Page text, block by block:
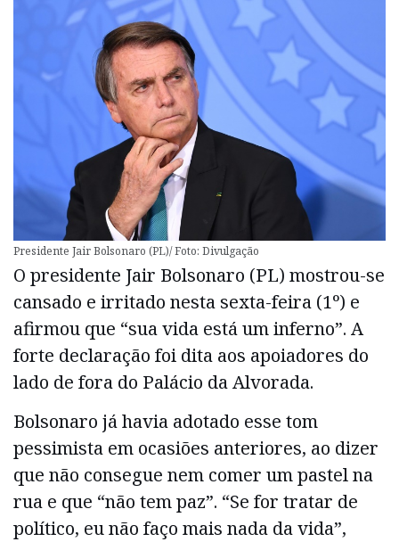
Presidente Jair Bolsonaro (PL)/ Foto: Divulgação
O presidente Jair Bolsonaro (PL) mostrou-se
cansado e irritado nesta sexta-feira (1º) e
afirmou que “sua vida está um inferno”. A
forte declaração foi dita aos apoiadores do
lado de fora do Palácio da Alvorada.
Bolsonaro já havia adotado esse tom
pessimista em ocasiões anteriores, ao dizer
que não consegue nem comer um pastel na
rua e que “não tem paz”. “Se for tratar de
político, eu não faço mais nada da vida”,